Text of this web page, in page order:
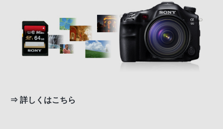
⇒ 詳しくはこちら